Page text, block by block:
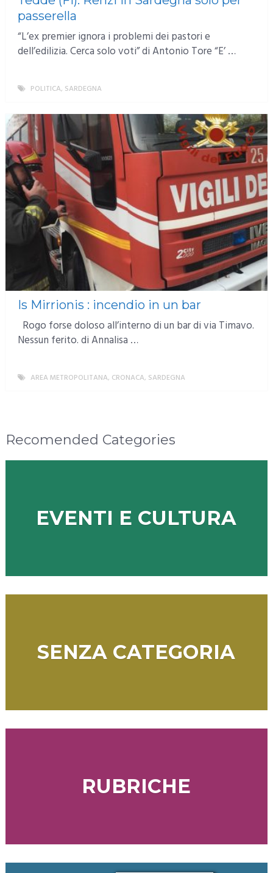
passerella
“L’ex premier ignora i problemi dei pastori e
dell’edilizia. Cerca solo voti” di Antonio Tore “E’ …
POLITICA, SARDEGNA
Is Mirrionis : incendio in un bar
Rogo forse doloso all’interno di un bar di via Timavo.
Nessun ferito. di Annalisa …
AREA METROPOLITANA, CRONACA, SARDEGNA
Recomended Categories
EVENTI E CULTURA
SENZA CATEGORIA
RUBRICHE